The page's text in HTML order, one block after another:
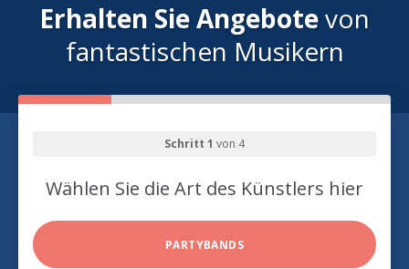
Erhalten Sie Angebotevon
fantastischen Musikern
Schritt 1 von 4
Wählen Sie die Art des Künstlers hier
PARTYBANDS